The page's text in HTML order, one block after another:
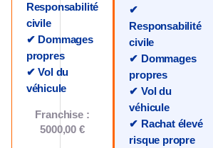
Responsabilité
civile
✔ Dommages
propres
✔ Vol du
véhicule
Franchise :
5000,00 €
✔
Responsabilité
civile
✔ Dommages
propres
✔ Vol du
véhicule
✔ Rachat élevé
risque propre